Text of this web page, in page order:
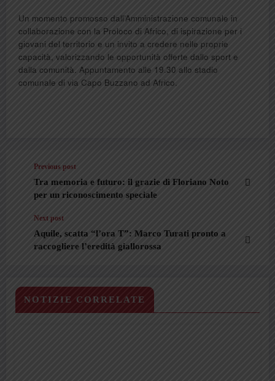
Un momento promosso dall’Amministrazione comunale in
collaborazione con la Proloco di Africo, di ispirazione per i
giovani del territorio e un invito a credere nelle proprie
capacità, valorizzando le opportunità offerte dallo sport e
dalla comunità. Appuntamento alle 19.30 allo stadio
comunale di via Capo Buzzano ad Africo.
Previous post
Tra memoria e futuro: il grazie di Floriano Noto
per un riconoscimento speciale
Next post
Aquile, scatta “l’ora T”: Marco Turati pronto a
raccogliere l’eredità giallorossa
NOTIZIE CORRELATE